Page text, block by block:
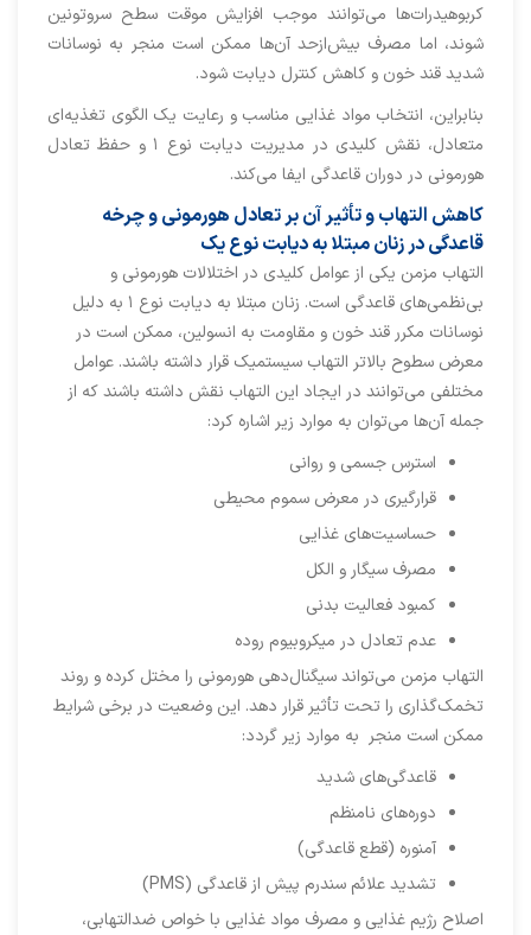
کربوهیدرات‌ها می‌توانند موجب افزایش موقت سطح سروتونین
شوند، اما مصرف بیش‌ازحد آن‌ها ممکن است منجر به نوسانات
شدید قند خون و کاهش کنترل دیابت شود.
بنابراین، انتخاب مواد غذایی مناسب و رعایت یک الگوی تغذیه‌ای
متعادل، نقش کلیدی در مدیریت دیابت نوع ۱ و حفظ تعادل
هورمونی در دوران قاعدگی ایفا می‌کند.
کاهش التهاب و تأثیر آن بر تعادل هورمونی و چرخه
قاعدگی در زنان مبتلا به دیابت نوع یک
التهاب مزمن یکی از عوامل کلیدی در اختلالات هورمونی و
بی‌نظمی‌های قاعدگی است. زنان مبتلا به دیابت نوع ۱ به دلیل
نوسانات مکرر قند خون و مقاومت به انسولین، ممکن است در
معرض سطوح بالاتر التهاب سیستمیک قرار داشته باشند. عوامل
مختلفی می‌توانند در ایجاد این التهاب نقش داشته باشند که از
جمله آن‌ها می‌توان به موارد زیر اشاره کرد:
استرس جسمی و روانی
قرارگیری در معرض سموم محیطی
حساسیت‌های غذایی
مصرف سیگار و الکل
کمبود فعالیت بدنی
عدم تعادل در میکروبیوم روده
التهاب مزمن می‌تواند سیگنال‌دهی هورمونی را مختل کرده و روند
تخمک‌گذاری را تحت تأثیر قرار دهد. این وضعیت در برخی شرایط
ممکن است منجر به موارد زیر گردد:
قاعدگی‌های شدید
دوره‌های نامنظم
آمنوره (قطع قاعدگی)
تشدید علائم سندرم پیش از قاعدگی (PMS)
اصلاح رژیم غذایی و مصرف مواد غذایی با خواص ضدالتهابی،